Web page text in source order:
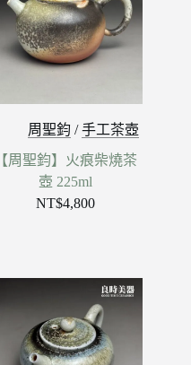
周聖鈞 /手工茶壺
【周聖鈞】火痕柴燒茶
壺 225ml
NT$4,800